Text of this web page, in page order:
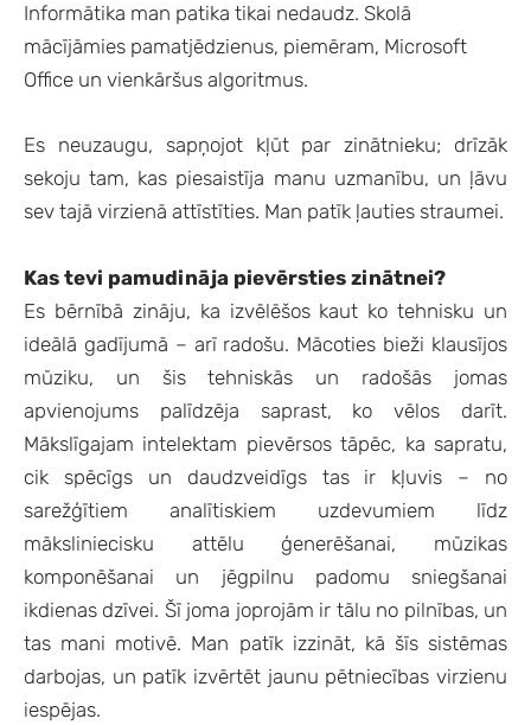
Informātika man patika tikai nedaudz. Skolā
mācījāmies pamatjēdzienus, piemēram, Microsoft
Office un vienkāršus algoritmus.
Es neuzaugu, sapņojot kļūt par zinātnieku; drīzāk
sekoju tam, kas piesaistīja manu uzmanību, un ļāvu
sev tajā virzienā attīstīties. Man patīk ļauties straumei.
Kas tevi pamudināja pievērsties zinātnei?
Es bērnībā zināju, ka izvēlēšos kaut ko tehnisku un
ideālā gadījumā – arī radošu. Mācoties bieži klausījos
mūziku, un šis tehniskās un radošās jomas
apvienojums palīdzēja saprast, ko vēlos darīt.
Mākslīgajam intelektam pievērsos tāpēc, ka sapratu,
cik spēcīgs un daudzveidīgs tas ir kļuvis – no
sarežģītiem analītiskiem uzdevumiem līdz
māksliniecisku attēlu ģenerēšanai, mūzikas
komponēšanai un jēgpilnu padomu sniegšanai
ikdienas dzīvei. Šī joma joprojām ir tālu no pilnības, un
tas mani motivē. Man patīk izzināt, kā šīs sistēmas
darbojas, un patīk izvērtēt jaunu pētniecības virzienu
iespējas.